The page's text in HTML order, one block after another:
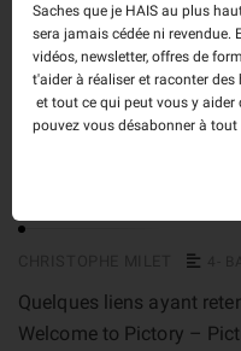
Tribulations,
Quelques liens ayant
Welcome to Pictory –
Saches que je HAIS au plus
sera jamais cédée ni revendue.
vidéos, newsletter, offres de
t'aider à réaliser et raconter
et tout ce qui peut vous y
pouvez vous désabonner à